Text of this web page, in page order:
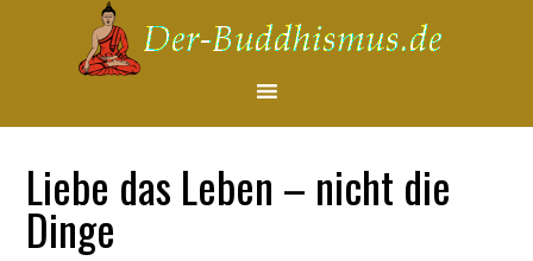
Liebe das Leben – nicht die
Dinge